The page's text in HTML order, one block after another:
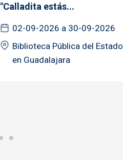
"Calladita estás...
02-09-2026 a 30-09-2026
Biblioteca Pública del Estado
en Guadalajara